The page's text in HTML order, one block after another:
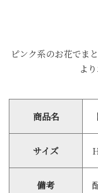
ピンク系のお花でま
よ
商品名
サイズ
備考